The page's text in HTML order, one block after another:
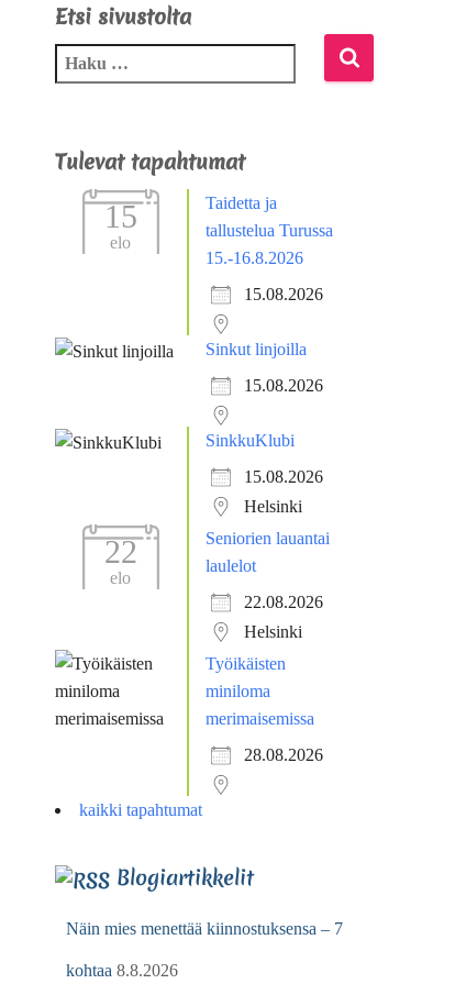
Etsi sivustolta
Tulevat tapahtumat
15
elo
Taidetta ja
tallustelua Turussa
15.-16.8.2026
15.08.2026
Sinkut linjoilla
15.08.2026
SinkkuKlubi
15.08.2026
Helsinki
22
elo
Seniorien lauantai
laulelot
22.08.2026
Helsinki
Työikäisten
miniloma
merimaisemissa
28.08.2026
kaikki tapahtumat
Blogiartikkelit
Näin mies menettää kiinnostuksensa – 7
kohtaa 8.8.2026